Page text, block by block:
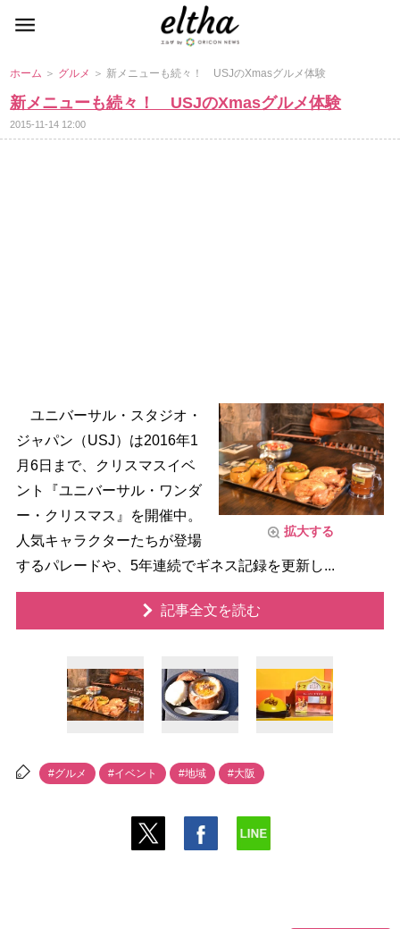
ホーム ＞ グルメ ＞ 新メニューも続々！ USJのXmasグルメ体験
新メニューも続々！ USJのXmasグルメ体験
2015-11-14 12:00
拡大する
ユニバーサル・スタジオ・
ジャパン（USJ）は2016年1
月6日まで、クリスマスイベ
ント『ユニバーサル・ワンダ
ー・クリスマス』を開催中。
人気キャラクターたちが登場
するパレードや、5年連続でギネス記録を更新し...
記事全文を読む
#グルメ #イベント #地域 #大阪